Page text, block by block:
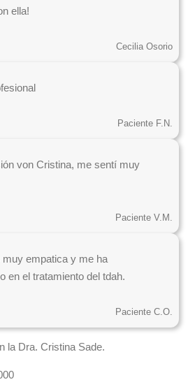
ella!
Cecilia Osorio
Paciente F.N.
von Cristina, me sentí muy
Paciente V.M.
muy empatica y me ha
en el tratamiento del tdah.
Paciente C.O.
la Dra. Cristina Sade.